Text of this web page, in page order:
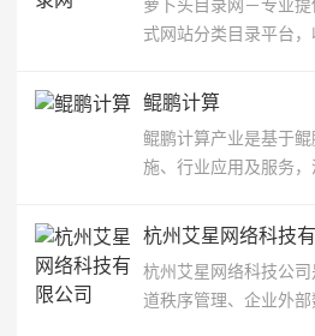
萝卜头目录网－专业
式网站分类目录平台，
鲲鹏计算
鲲鹏计算产业是基于
施、行业应用及服务，
杭州艾星网络科技
杭州艾星网络科技公
道秩序管理、企业外部